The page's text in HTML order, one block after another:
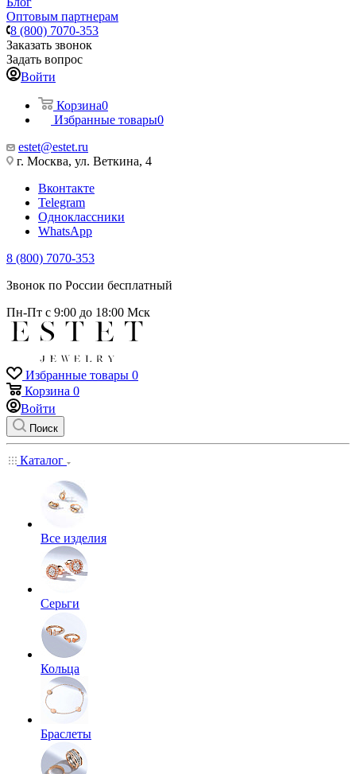
Оптовым партнерам
8 (800) 7070-353
Заказать звонок
Задать вопрос
Войти
Корзина0
Избранные товары0
estet@estet.ru
г. Москва, ул. Веткина, 4
Вконтакте
Telegram
Одноклассники
WhatsApp
8 (800) 7070-353
Звонок по России бесплатный
Пн-Пт с 9:00 до 18:00 Мск
Избранные товары 0
Корзина 0
Войти
Поиск
Каталог
Все изделия
Серьги
Кольца
Браслеты